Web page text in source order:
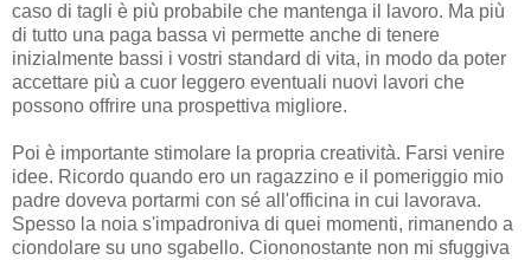
caso di tagli è più probabile che mantenga il lavoro. Ma più
di tutto una paga bassa vi permette anche di tenere
inizialmente bassi i vostri standard di vita, in modo da poter
accettare più a cuor leggero eventuali nuovi lavori che
possono offrire una prospettiva migliore.
Poi è importante stimolare la propria creatività. Farsi venire
idee. Ricordo quando ero un ragazzino e il pomeriggio mio
padre doveva portarmi con sé all'officina in cui lavorava.
Spesso la noia s'impadroniva di quei momenti, rimanendo a
ciondolare su uno sgabello. Ciononostante non mi sfuggiva